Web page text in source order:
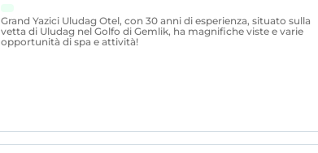
Grand Yazici Uludag Otel, con 30 anni di esperienza, situato sulla
vetta di Uludag nel Golfo di Gemlik, ha magnifiche viste e varie
opportunità di spa e attività!